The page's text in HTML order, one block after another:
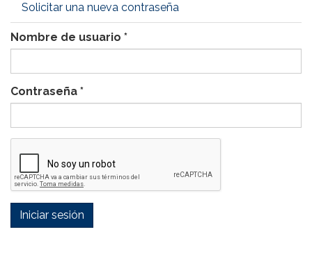
Solicitar una nueva contraseña
Nombre de usuario *
Contraseña *
Iniciar sesión